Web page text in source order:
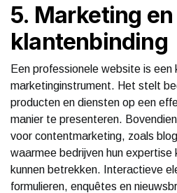
5. Marketing en
klantenbinding
Een professionele website is een
marketinginstrument. Het stelt
producten en diensten op een
manier te presenteren.
voor contentmarketing, zoals
waarmee bedrijven hun expertise
kunnen betrekken. Interactieve
formulieren, enquêtes en